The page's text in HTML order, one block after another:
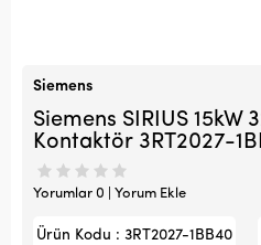
Siemens
Siemens SIRIUS 15kW
Kontaktör 3RT2027-
Yorumlar 0 | Yorum Ekle
Ürün Kodu : 3RT2027-1BB40